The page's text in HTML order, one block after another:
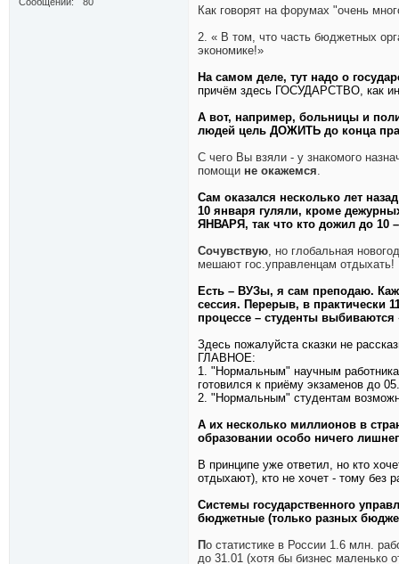
Как говорят на форумах "очень
2. « В том, что часть бюджетных
экономике!»
На самом деле, тут надо о
причём здесь ГОСУДАРСТВО, как
А вот, например, больницы и
людей цель ДОЖИТЬ до конца
С чего Вы взяли - у знакомого
помощи не окажемся.
Сам оказался несколько лет
10 января гуляли, кроме
ЯНВАРЯ, так что кто дожил до 10
Сочувствую, но глобальная
мешают гос.управленцам отдыхать!
Есть – ВУЗы, я сам преподаю.
сессия. Перерыв, в практически
процессе – студенты выбиваются
Здесь пожалуйста сказки не
ГЛАВНОЕ:
1. "Нормальным" научным
готовился к приёму экзаменов до
2. "Нормальным" студентам
А их несколько миллионов в
образовании особо ничего
В принципе уже ответил, но кто
отдыхают), кто не хочет - тому без
Системы государственного
бюджетные (только разных
По статистике в России 1.6 млн.
до 31.01 (хотя бы бизнес маленько